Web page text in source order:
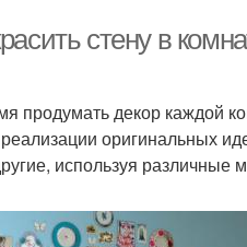
стену в
продумать декор каждой
оригинальных
используя различные